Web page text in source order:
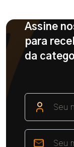
Assine
para
da